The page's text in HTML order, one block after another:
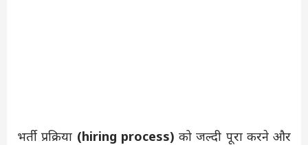
भर्ती प्रक्रिया (hiring process) को जल्दी पूरा करने और